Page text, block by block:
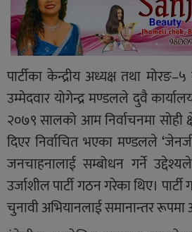
पार्टीका केन्द्रीय अध्यक्ष तथा
उम्मेदवार योगेन्द्र मण्डलले दुवै
२०७९ सालको आम निर्वाचनमा सोही
दिएर निर्वाचित भएका मण्डलले
जनचाहनालाई सम्बोधन गर्ने
उर्जाशील पार्टी गठन गरेका थिए।
चुनावी अभियानलाई समानान्तर